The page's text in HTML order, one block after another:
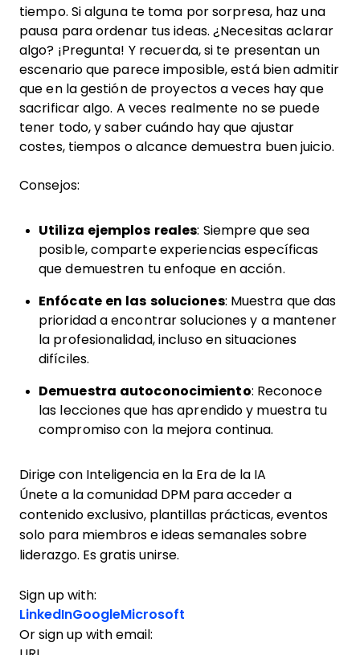
tiempo. Si alguna te toma por sorpresa, haz una
pausa para ordenar tus ideas. ¿Necesitas aclarar
algo? ¡Pregunta! Y recuerda, si te presentan un
escenario que parece imposible, está bien admitir
que en la gestión de proyectos a veces hay que
sacrificar algo. A veces realmente no se puede
tener todo, y saber cuándo hay que ajustar
costes, tiempos o alcance demuestra buen juicio.
Consejos:
Utiliza ejemplos reales: Siempre que sea
posible, comparte experiencias específicas
que demuestren tu enfoque en acción.
Enfócate en las soluciones: Muestra que das
prioridad a encontrar soluciones y a mantener
la profesionalidad, incluso en situaciones
difíciles.
Demuestra autoconocimiento: Reconoce
las lecciones que has aprendido y muestra tu
compromiso con la mejora continua.
Dirige con Inteligencia en la Era de la IA
Únete a la comunidad DPM para acceder a
contenido exclusivo, plantillas prácticas, eventos
solo para miembros e ideas semanales sobre
liderazgo. Es gratis unirse.
Sign up with:
LinkedInGoogleMicrosoft
Or sign up with email: